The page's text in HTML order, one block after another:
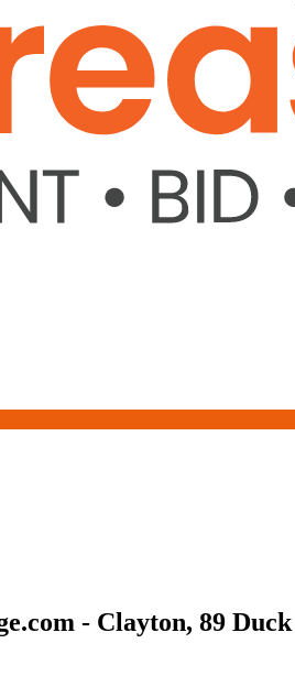
- Clayton, 89